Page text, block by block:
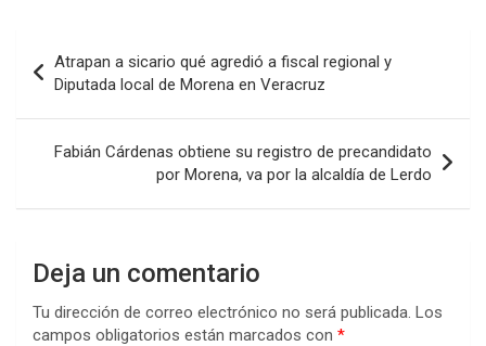
de
entradas
Atrapan a sicario qué agredió a fiscal regional y
Diputada local de Morena en Veracruz
Fabián Cárdenas obtiene su registro de precandidato
por Morena, va por la alcaldía de Lerdo
Deja un comentario
Tu dirección de correo electrónico no será publicada. Los
campos obligatorios están marcados con *